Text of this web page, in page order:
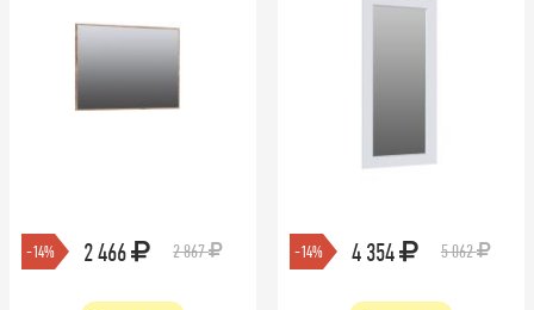
-14% 2 466 2 867 -14% 4 354 5 062